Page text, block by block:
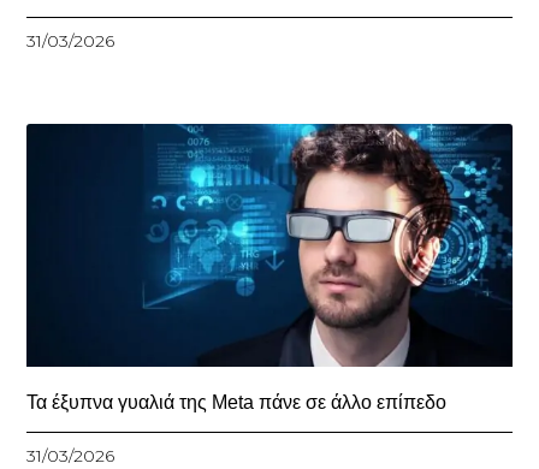
31/03/2026
Τα έξυπνα γυαλιά της Meta πάνε σε άλλο επίπεδο
31/03/2026